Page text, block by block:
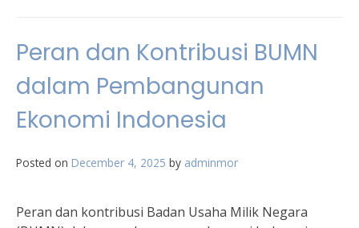
Peran dan Kontribusi BUMN
dalam Pembangunan
Ekonomi Indonesia
Posted on December 4, 2025 by adminmor
Peran dan kontribusi Badan Usaha Milik Negara